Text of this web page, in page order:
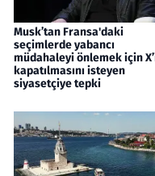
Musk’tan Fransa'daki
seçimlerde yabancı
müdahaleyi önlemek için
kapatılmasını isteyen
siyasetçiye tepki